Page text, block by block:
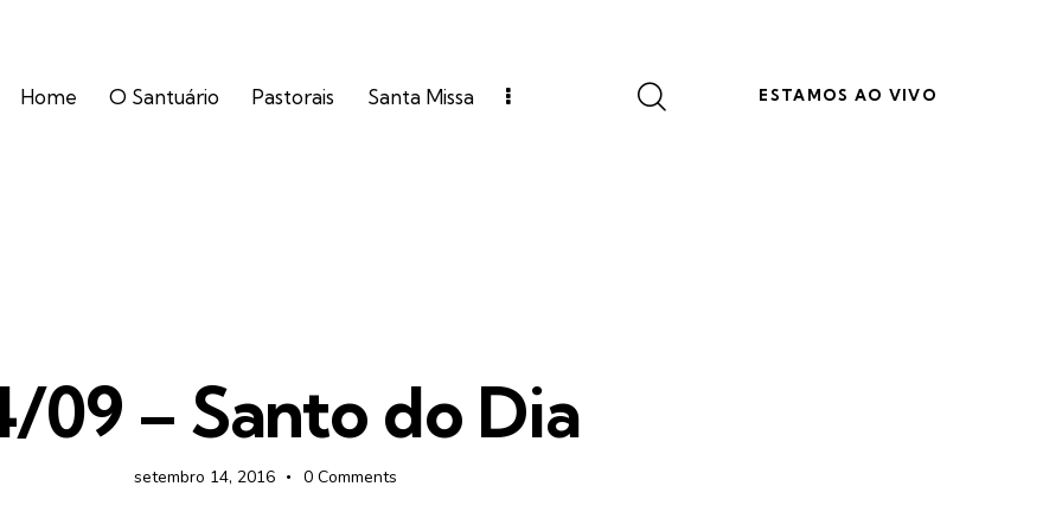
Home O Santuário Pastorais Santa Missa ESTAMOS AO VIVO
09 – Santo do Dia
setembro 14, 2016 0 Comments